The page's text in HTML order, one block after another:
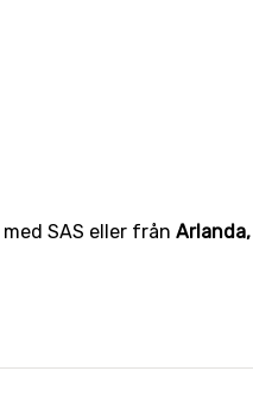
med SAS eller från Arlanda,